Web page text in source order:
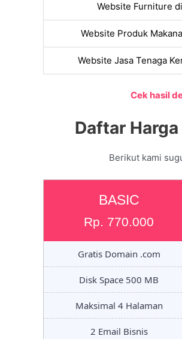
Website Furniture
Website Produk
Website Jasa Tenaga
Cek hasil
Daftar
Berikut kami
BASIC
Rp. 770.000
Gratis Domain .com
Disk Space 500 MB
Maksimal 4 Halaman
2 Email Bisnis